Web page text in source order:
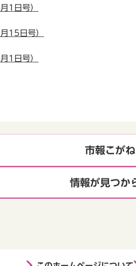
1日号）
15日号）
1日号）
市報こが
情報が見つか